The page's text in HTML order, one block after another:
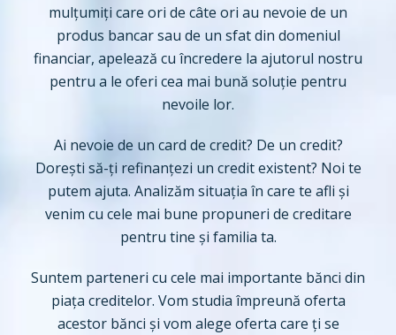
mulțumiți care ori de câte ori au nevoie de un
produs bancar sau de un sfat din domeniul
financiar, apelează cu încredere la ajutorul nostru
pentru a le oferi cea mai bună soluție pentru
nevoile lor.
Ai nevoie de un card de credit? De un credit?
Dorești să-ți refinanțezi un credit existent? Noi te
putem ajuta. Analizăm situația în care te afli și
venim cu cele mai bune propuneri de creditare
pentru tine și familia ta.
Suntem parteneri cu cele mai importante bănci din
piața creditelor. Vom studia împreună oferta
acestor bănci și vom alege oferta care ți se